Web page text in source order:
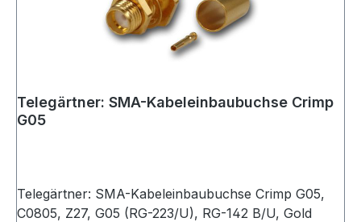
Telegärtner: SMA-Kabeleinbaubuchse Crimp
G05
Telegärtner: SMA-Kabeleinbaubuchse Crimp G05,
C0805, Z27, G05 (RG-223/U), RG-142 B/U, Gold